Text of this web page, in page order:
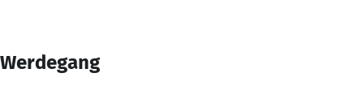
Werdegang